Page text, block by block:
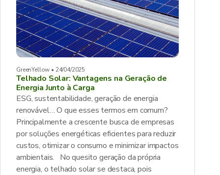
GreenYellow • 24/04/2025
Telhado Solar: Vantagens na Geração de
Energia Junto à Carga
ESG, sustentabilidade, geração de energia
renovável… O que esses termos em comum?
Principalmente a crescente busca de empresas
por soluções energéticas eficientes para reduzir
custos, otimizar o consumo e minimizar impactos
ambientais. No quesito geração da própria
energia, o telhado solar se destaca, pois